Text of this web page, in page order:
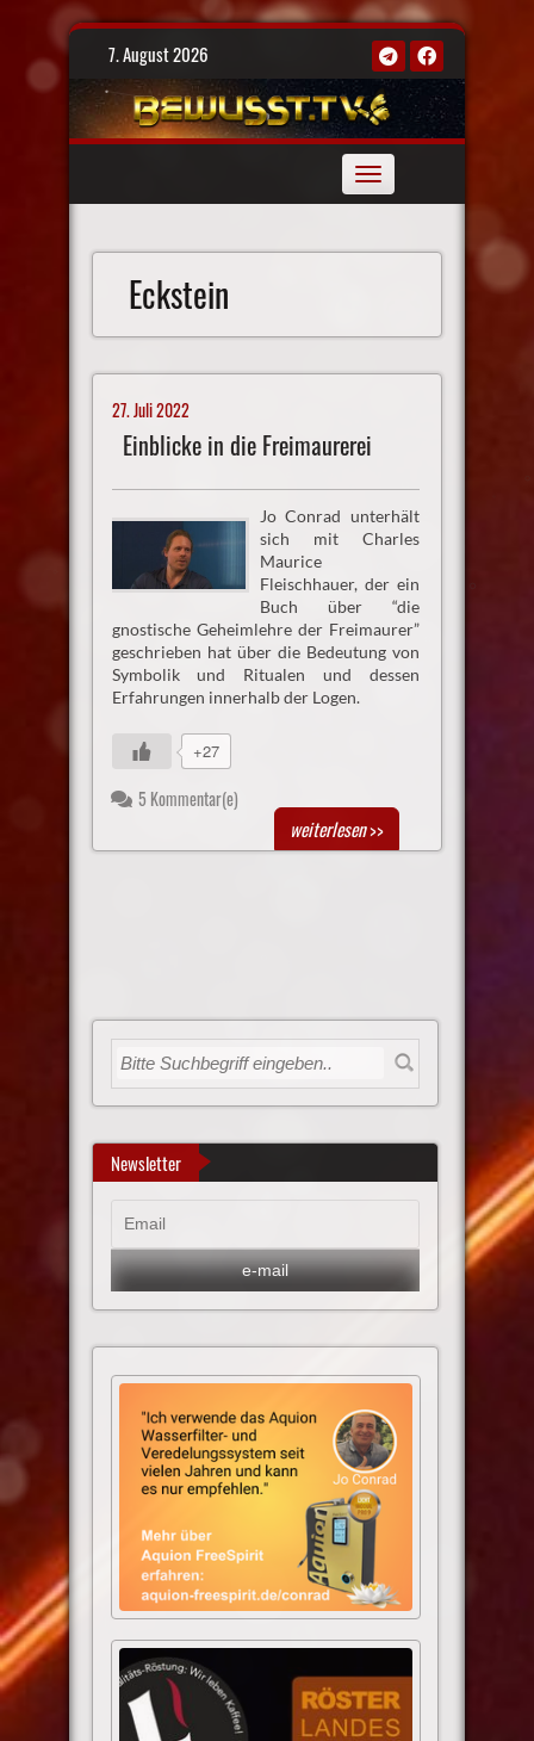
Skip
7. August 2026
Toggle
navigation
Eckstein
27. Juli 2022
Einblicke in die Freimaurerei
Jo Conrad unterhält
sich mit Charles
Maurice
Fleischhauer, der ein
Buch über “die
gnostische Geheimlehre der Freimaurer”
geschrieben hat über die Bedeutung von
Symbolik und Ritualen und dessen
Erfahrungen innerhalb der Logen.
+27
5 Kommentar(e)
weiterlesen>>
Newsletter